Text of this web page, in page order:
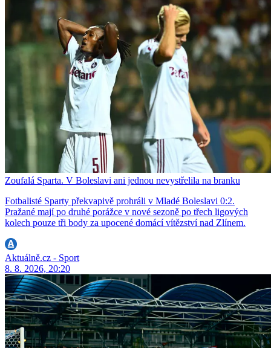
Zoufalá Sparta. V Boleslavi ani jednou nevystřelila na branku
Fotbalisté Sparty překvapivě prohráli v Mladé Boleslavi 0:2.
Pražané mají po druhé porážce v nové sezoně po třech ligových
kolech pouze tři body za upocené domácí vítězství nad Zlínem.
Aktuálně.cz - Sport
8. 8. 2026, 20:20